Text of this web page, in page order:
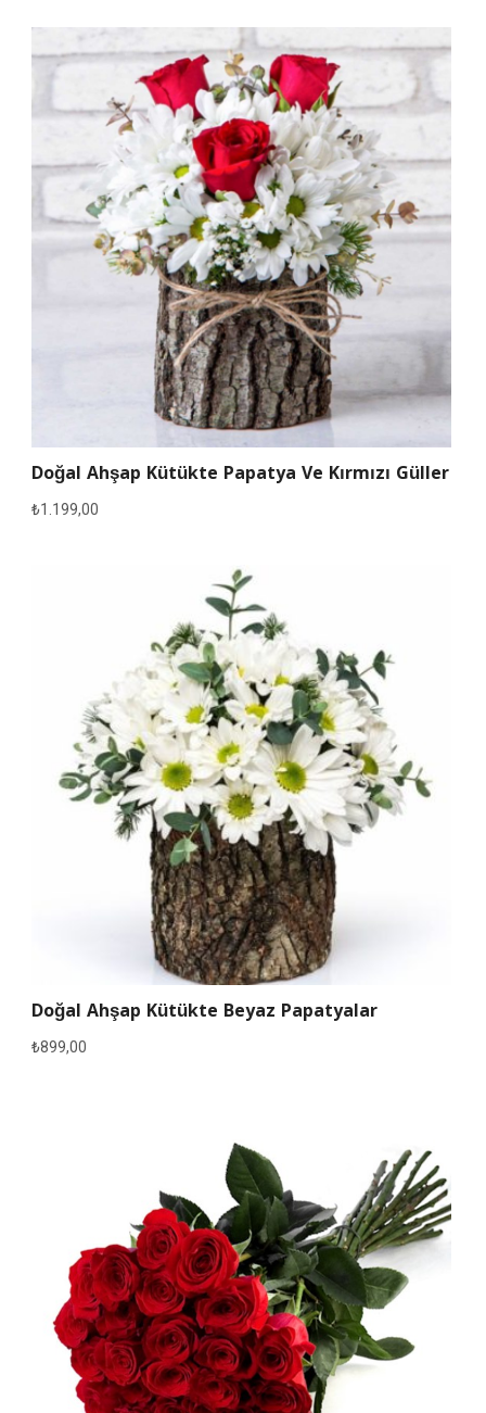
Doğal Ahşap Kütükte Papatya Ve Kırmızı Güller
₺1.199,00
Doğal Ahşap Kütükte Beyaz Papatyalar
₺899,00